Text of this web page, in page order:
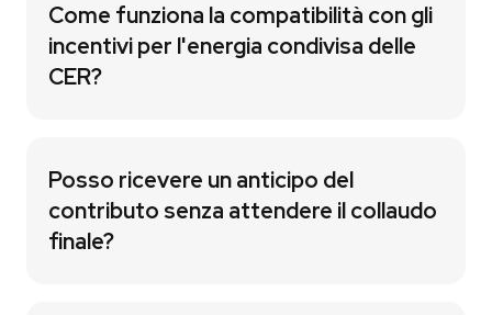
Come funziona la compatibilità con gli
incentivi per l'energia condivisa delle
CER?
Posso ricevere un anticipo del
contributo senza attendere il collaudo
finale?